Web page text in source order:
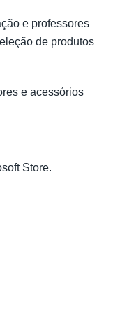
e professores
de produtos
e acessórios
Store.